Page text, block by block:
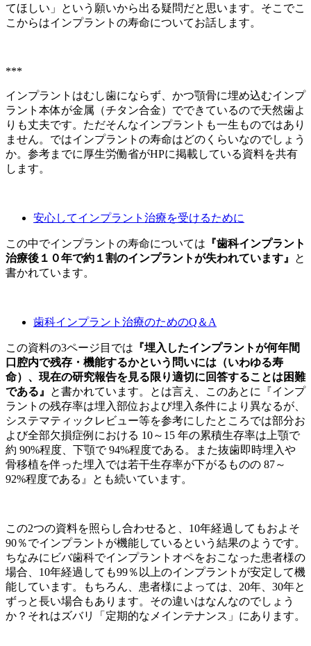
てほしい」という願いから出る疑問だと思います。そこでこ
こからはインプラントの寿命についてお話します。
***
インプラントはむし歯にならず、かつ顎骨に埋め込むインプ
ラント本体が金属（チタン合金）でできているので天然歯よ
りも丈夫です。ただそんなインプラントも一生ものではあり
ません。ではインプラントの寿命はどのくらいなのでしょう
か。参考までに厚生労働省がHPに掲載している資料を共有
します。
安心してインプラント治療を受けるために
この中でインプラントの寿命については 『歯科インプラント
治療後１０年で約１割のインプラントが失われています』
と
書かれています。
歯科インプラント治療のためのQ＆A
この資料の3ページ目では 『埋入したインプラントが何年間
口腔内で残存・機能するかという問いには（いわゆる寿
命）、現在の研究報告を見る限り適切に回答することは困難
である』
と書かれています。とは言え、このあとに『インプ
ラントの残存率は埋入部位および埋入条件により異なるが、
システマティックレビュー等を参考にしたところでは部分お
よび全部欠損症例における 10～15 年の累積生存率は上顎で
約 90%程度、下顎で 94%程度である。また抜歯即時埋入や
骨移植を伴った埋入では若干生存率が下がるものの 87～
92%程度である』とも続いています。
この2つの資料を照らし合わせると、10年経過してもおよそ
90％でインプラントが機能しているという結果のようです。
ちなみにビバ歯科でインプラントオペをおこなった患者様の
場合、10年経過しても99％以上のインプラントが安定して機
能しています。もちろん、患者様によっては、20年、30年と
ずっと長い場合もあります。その違いはなんなのでしょう
か？それはズバリ「定期的なメインテナンス」にあります。